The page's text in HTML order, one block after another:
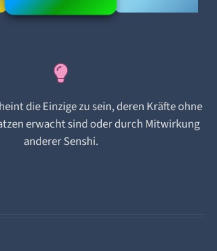
die Einzige zu sein, deren Kräfte ohne
erwacht sind oder durch Mitwirkung
anderer Senshi.